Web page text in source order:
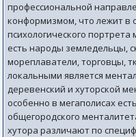
профессиональной
конформизмом, что лежит в
психологического
есть народы земледельцы,
мореплаватели, торговцы,
локальными является
деревенский и хуторской
особенно в мегаполисах
общегородского
хутора различают по